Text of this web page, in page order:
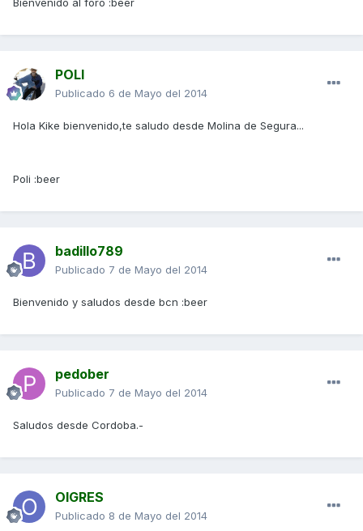
Bienvenido al foro :beer
POLI
Publicado 6 de Mayo del 2014
Hola Kike bienvenido,te saludo desde Molina de Segura...
Poli :beer
badillo789
Publicado 7 de Mayo del 2014
Bienvenido y saludos desde bcn :beer
pedober
Publicado 7 de Mayo del 2014
Saludos desde Cordoba.-
OIGRES
Publicado 8 de Mayo del 2014